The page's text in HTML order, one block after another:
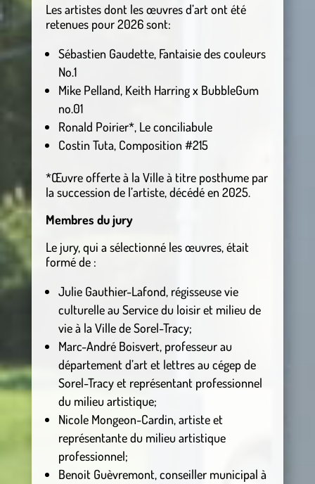
Les artistes dont les œuvres d’art ont été
retenues pour 2026 sont:
Sébastien Gaudette, Fantaisie des couleurs
No.1
Mike Pelland, Keith Harring x BubbleGum
no.01
Ronald Poirier*, Le conciliabule
Costin Tuta, Composition #215
*Œuvre offerte à la Ville à titre posthume par
la succession de l’artiste, décédé en 2025.
Membres du jury
Le jury, qui a sélectionné les œuvres, était
formé de :
Julie Gauthier-Lafond, régisseuse vie
culturelle au Service du loisir et milieu de
vie à la Ville de Sorel-Tracy;
Marc-André Boisvert, professeur au
département d’art et lettres au cégep de
Sorel-Tracy et représentant professionnel
du milieu artistique;
Nicole Mongeon-Cardin, artiste et
représentante du milieu artistique
professionnel;
Benoit Guèvremont, conseiller municipal à